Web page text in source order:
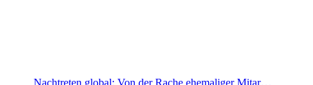
Nachtreten global: Von der Rache ehemaliger Mitar…